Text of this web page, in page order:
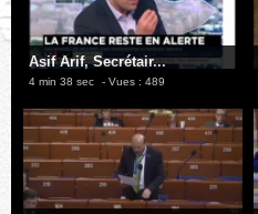
Asif Arif, Secrétair...
4 min 38 sec - Vues : 489